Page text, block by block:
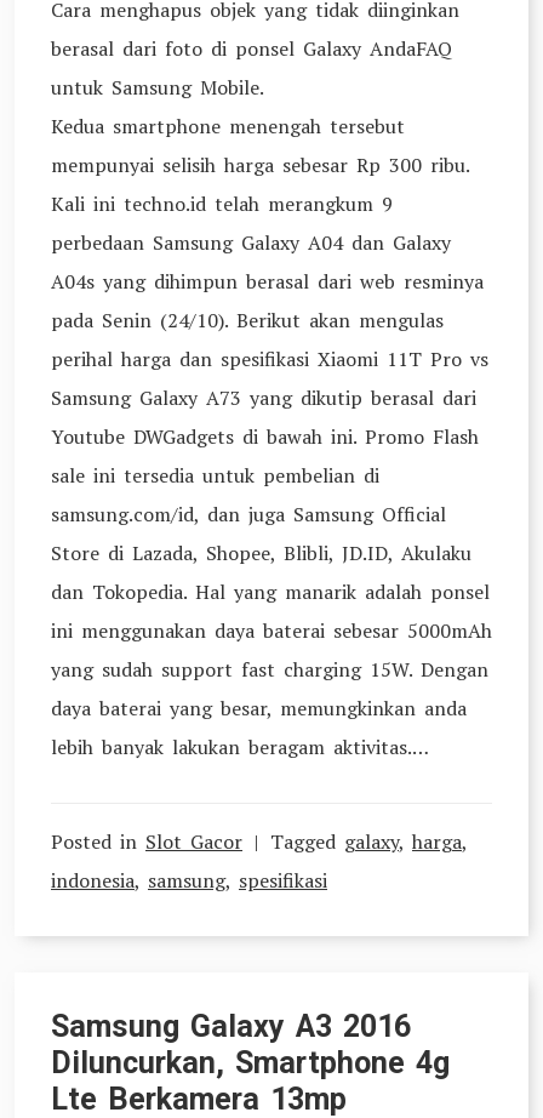
Cara menghapus objek yang tidak diinginkan
berasal dari foto di ponsel Galaxy AndaFAQ
untuk Samsung Mobile.
Kedua smartphone menengah tersebut
mempunyai selisih harga sebesar Rp 300 ribu.
Kali ini techno.id telah merangkum 9
perbedaan Samsung Galaxy A04 dan Galaxy
A04s yang dihimpun berasal dari web resminya
pada Senin (24/10). Berikut akan mengulas
perihal harga dan spesifikasi Xiaomi 11T Pro vs
Samsung Galaxy A73 yang dikutip berasal dari
Youtube DWGadgets di bawah ini. Promo Flash
sale ini tersedia untuk pembelian di
samsung.com/id, dan juga Samsung Official
Store di Lazada, Shopee, Blibli, JD.ID, Akulaku
dan Tokopedia. Hal yang manarik adalah ponsel
ini menggunakan daya baterai sebesar 5000mAh
yang sudah support fast charging 15W. Dengan
daya baterai yang besar, memungkinkan anda
lebih banyak lakukan beragam aktivitas.…
Posted in Slot Gacor Tagged galaxy, harga,
indonesia, samsung, spesifikasi
Samsung Galaxy A3 2016
Diluncurkan, Smartphone 4g
Lte Berkamera 13mp